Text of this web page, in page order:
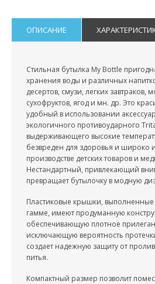
ОПИСАНИЕ
Стильная бутылка My Bottle
хранения воды и различных
десертов, смузи, легких завтраков,
сухофруктов, ягод и мн. др. Это
удобный в использовании
экологичного противоударного
выдерживающего высокие
безвреден для здоровья и широко
производстве детских товаров и
Нестандартный, привлекающий
превращает бутылочку в модную
Пластиковые крышки, выполненные
гамме, имеют продуманную
обеспечивающую плотное
исключающую вероятность
создает надежную защиту от
питья.
Компактный размер позволит